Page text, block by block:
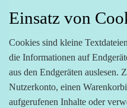
Einsatz von
Cookies sind kleine
die Informationen auf
aus den Endgeräten auslesen.
Nutzerkonto, einen
aufgerufenen Inhalte oder